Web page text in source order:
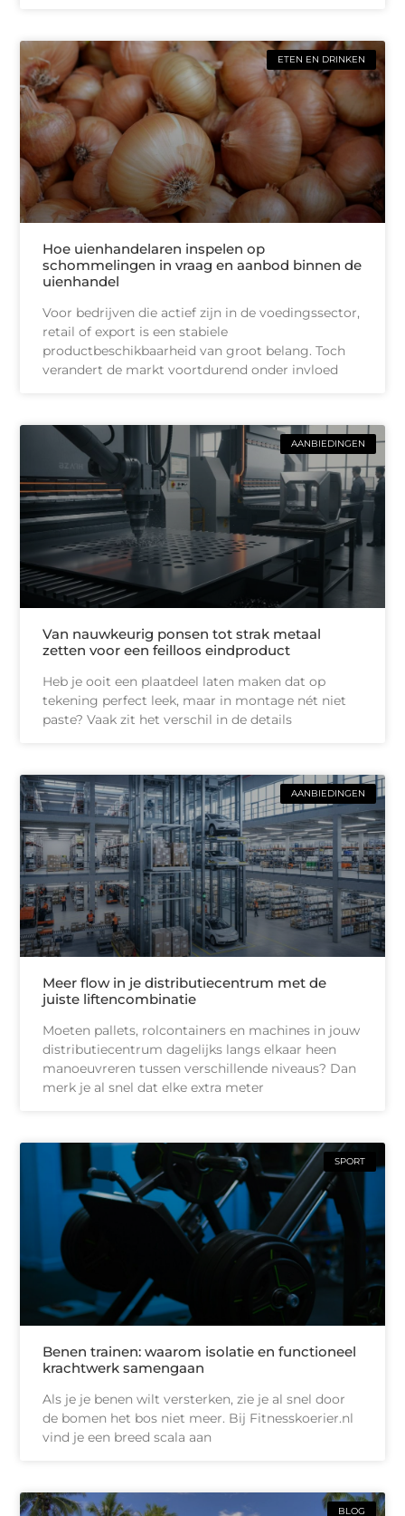
ETEN EN DRINKEN
Hoe uienhandelaren inspelen op
schommelingen in vraag en aanbod binnen de
uienhandel
Voor bedrijven die actief zijn in de voedingssector,
retail of export is een stabiele
productbeschikbaarheid van groot belang. Toch
verandert de markt voortdurend onder invloed
AANBIEDINGEN
Van nauwkeurig ponsen tot strak metaal
zetten voor een feilloos eindproduct
Heb je ooit een plaatdeel laten maken dat op
tekening perfect leek, maar in montage nét niet
paste? Vaak zit het verschil in de details
AANBIEDINGEN
Meer flow in je distributiecentrum met de
juiste liftencombinatie
Moeten pallets, rolcontainers en machines in jouw
distributiecentrum dagelijks langs elkaar heen
manoeuvreren tussen verschillende niveaus? Dan
merk je al snel dat elke extra meter
SPORT
Benen trainen: waarom isolatie en functioneel
krachtwerk samengaan
Als je je benen wilt versterken, zie je al snel door
de bomen het bos niet meer. Bij Fitnesskoerier.nl
vind je een breed scala aan
BLOG